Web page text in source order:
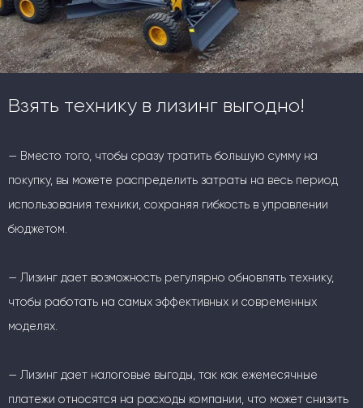
Взять технику в лизинг выгодно!
— Вместо того, чтобы сразу тратить большую сумму на
покупку, вы можете распределить затраты на весь период
использования техники, сохраняя гибкость в управлении
бюджетом.
— Лизинг дает возможность регулярно обновлять технику,
чтобы работать на самых эффективных и современных
моделях.
— Лизинг дает налоговые выгоды, так как ежемесячные
платежи относятся на расходы компании, что может снизить